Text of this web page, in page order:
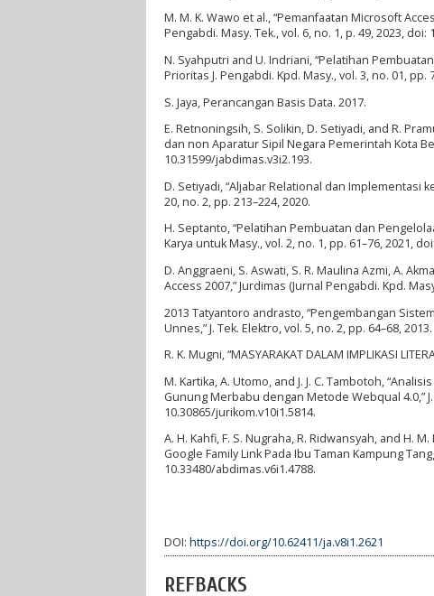
M. M. K. Wawo et al., “Pemanfaatan Microsoft
Pengabdi. Masy. Tek., vol. 6, no. 1, p. 49, 2023, doi:
N. Syahputri and U. Indriani, “Pelatihan
Prioritas J. Pengabdi. Kpd. Masy., vol. 3, no. 01,
S. Jaya, Perancangan Basis Data. 2017.
E. Retnoningsih, S. Solikin, D. Setiyadi, and R.
dan non Aparatur Sipil Negara Pemerintah Kota
10.31599/jabdimas.v3i2.193.
D. Setiyadi, “Aljabar Relational dan Implementasi
20, no. 2, pp. 213–224, 2020.
H. Septanto, “Pelatihan Pembuatan dan
Karya untuk Masy., vol. 2, no. 1, pp. 61–76, 2021,
D. Anggraeni, S. Aswati, S. R. Maulina Azmi, A.
Access 2007,” Jurdimas (Jurnal Pengabdi. Kpd.
2013 Tatyantoro andrasto, “Pengembangan
Unnes,” J. Tek. Elektro, vol. 5, no. 2, pp. 64–68, 2013.
R. K. Mugni, “MASYARAKAT DALAM IMPLIKASI
M. Kartika, A. Utomo, and J. J. C. Tambotoh,
Gunung Merbabu dengan Metode Webqual 4.0,”
10.30865/jurikom.v10i1.5814.
A. H. Kahfi, F. S. Nugraha, R. Ridwansyah, and H.
Google Family Link Pada Ibu Taman Kampung
10.33480/abdimas.v6i1.4788.
DOI: https://doi.org/10.62411/ja.v8i1.2621
REFBACKS